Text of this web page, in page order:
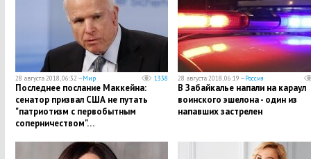
28 августа 2018, 06:32 —Мир 1338
Последнее послание Маккейна:
сенатор призвал США не путать
"патриотизм с первобытным
соперничеством"…
28 августа 2018, 06:19 —Россия
В Забайкалье напали на караул
воинского эшелона - один из
напавших застрелен